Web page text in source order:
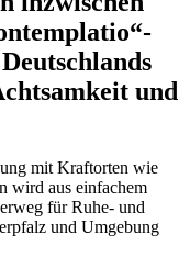
und
mit Kraftorten wie
wird aus einfachem
für Ruhe- und
und Umgebung